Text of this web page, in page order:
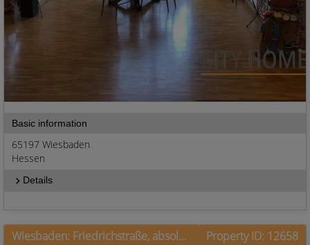
Basic information
65197 Wiesbaden
Hessen
Details
Wiesbaden: Friedrichstraße, absolut zentral wohnen Property ID: 12658